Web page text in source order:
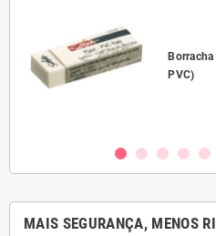
PVC)
MAIS SEGURANÇA, MENOS